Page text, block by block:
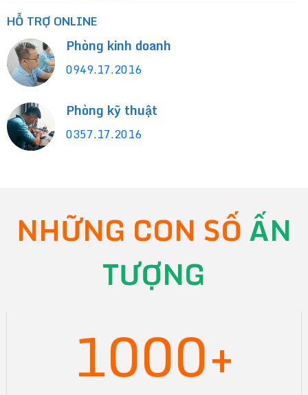
HỖ TRỢ ONLINE
Phòng kinh doanh
0949.17.2016
Phòng kỹ thuật
0357.17.2016
NHỮNG CON SỐ ẤN
TƯỢNG
1000+